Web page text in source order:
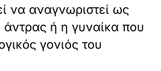
να αναγνωριστεί ως
άντρας ή η γυναίκα που
γονιός του